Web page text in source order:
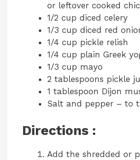
or leftover cooked
1/2 cup diced celery
1/3 cup diced red
1/4 cup pickle relish
1/4 cup plain Greek
1/3 cup mayo
2 tablespoons pickle
1 tablespoon Dijon
Salt and pepper – to
Directions :
Add the shredded or